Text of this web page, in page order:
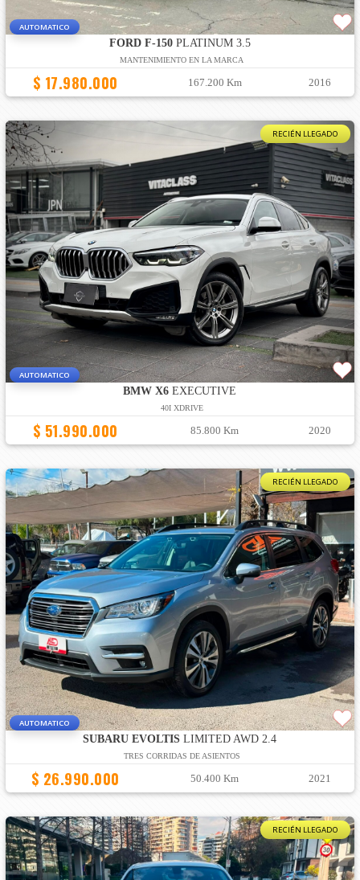
AUTOMATICO
FORD F-150PLATINUM 3.5
MANTENIMIENTO EN LA MARCA
$ 17.980.000 167.200 Km 2016
RECIÉN LLEGADO
AUTOMATICO
BMW X6 EXECUTIVE
40I XDRIVE
$ 51.990.000 85.800 Km 2020
RECIÉN LLEGADO
AUTOMATICO
SUBARU EVOLTIS LIMITED AWD 2.4
TRES CORRIDAS DE ASIENTOS
$ 26.990.000 50.400 Km 2021
RECIÉN LLEGADO